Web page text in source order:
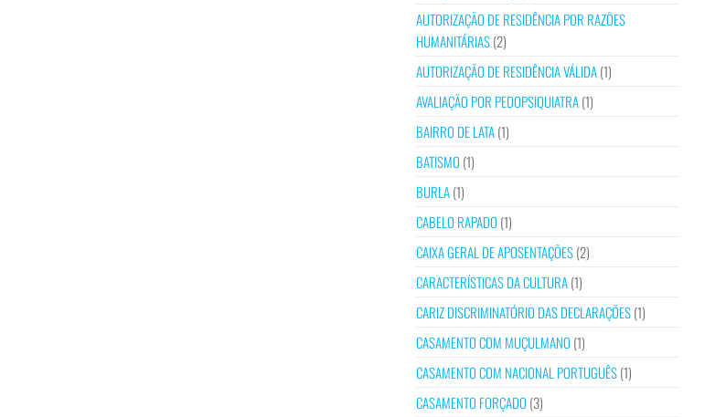
AUTORIZAÇÃO DE RESIDÊNCIA POR RAZÕES
HUMANITÁRIAS(2)
AUTORIZAÇÃO DE RESIDÊNCIA VÁLIDA(1)
AVALIAÇÃO POR PEDOPSIQUIATRA(1)
BAIRRO DE LATA(1)
BATISMO (1)
BURLA(1)
CABELO RAPADO (1)
CAIXA GERAL DE APOSENTAÇÕES(2)
CARACTERÍSTICAS DA CULTURA(1)
CARIZ DISCRIMINATÓRIO DAS DECLARAÇÕES(1)
CASAMENTO COM MUÇULMANO (1)
CASAMENTO COM NACIONAL PORTUGUÊS(1)
CASAMENTO FORÇADO (3)